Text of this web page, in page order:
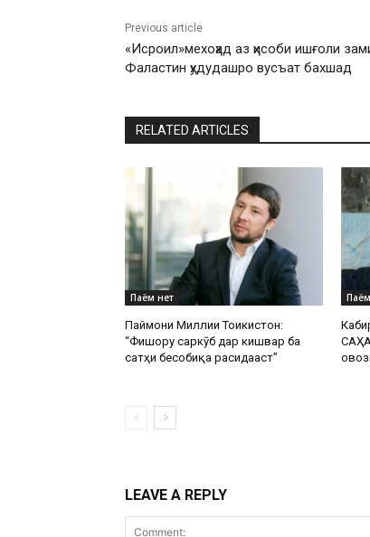
Previous article
«Исроил»мехоҳад аз ҳисоби ишғоли
Фаластин ҳудудашро вусъат бахшад
RELATED ARTICLES
Паём нет
Паймони Миллии Тоҷикистон:
“Фишору саркӯб дар кишвар ба
сатҳи бесобиқа расидааст”
LEAVE A REPLY